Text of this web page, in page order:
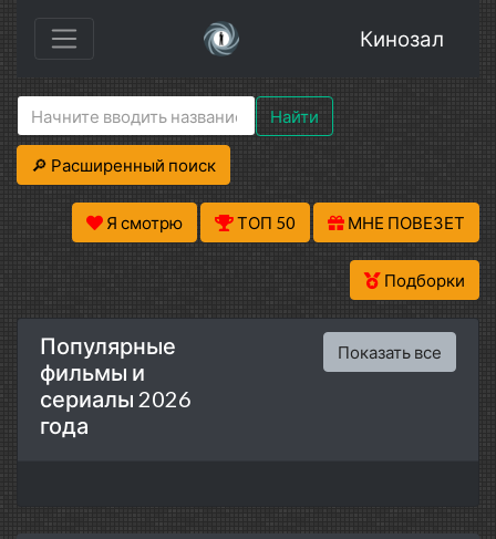
Кинозал
Найти
🔎 Расширенный поиск
Я смотрю ТОП 50 МНЕ ПОВЕЗЕТ
Подборки
Популярные
фильмы и
сериалы 2026
года
Показать все